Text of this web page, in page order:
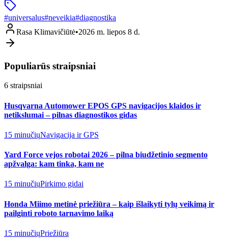
#universalus#neveikia#diagnostika
Rasa Klimavičiūtė•2026 m. liepos 8 d.
Populiarūs straipsniai
6 straipsniai
Husqvarna Automower EPOS GPS navigacijos klaidos ir
netikslumai – pilnas diagnostikos gidas
15 minučiųNavigacija ir GPS
Yard Force vejos robotai 2026 – pilna biudžetinio segmento
apžvalga: kam tinka, kam ne
15 minučiųPirkimo gidai
Honda Miimo metinė priežiūra – kaip išlaikyti tylų veikimą ir
pailginti roboto tarnavimo laiką
15 minučiųPriežiūra